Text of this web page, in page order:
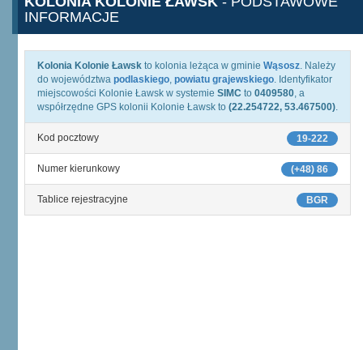
INFORMACJE
Kolonia Kolonie Ławsk to kolonia leżąca w gminie Wąsosz. Należy
do województwa podlaskiego, powiatu grajewskiego. Identyfikator
miejscowości Kolonie Ławsk w systemie SIMC to 0409580, a
współrzędne GPS kolonii Kolonie Ławsk to (22.254722, 53.467500).
19-222
Kod pocztowy
(+48) 86
Numer kierunkowy
BGR
Tablice rejestracyjne